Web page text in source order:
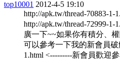
top10001 2012-4-5 19:10
http://apk.tw/thread-70883-
http://apk.tw/thread-72999-
廣一下~~如果你有積分、
可以參考一下我的新會員破
1.html <---------新會員歡迎